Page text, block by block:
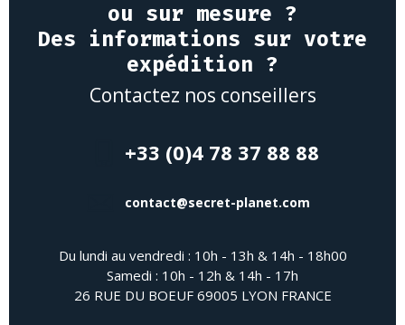
ou sur mesure ?
Des informations sur votre
expédition ?
Contactez nos conseillers
+33 (0)4 78 37 88 88
contact@secret-planet.com
Du lundi au vendredi : 10h - 13h & 14h - 18h00
Samedi : 10h - 12h & 14h - 17h
26 RUE DU BOEUF 69005 LYON FRANCE